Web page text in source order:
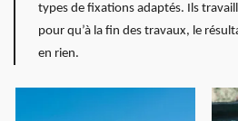
types de fixations adaptés. Ils
pour qu’à la fin des travaux, le
en rien.